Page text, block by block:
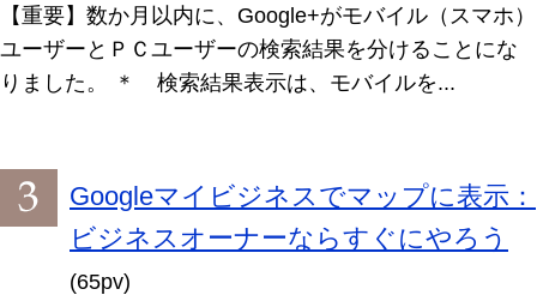
【重要】数か月以内に、Google+がモバイル（スマホ）
ユーザーとＰＣユーザーの検索結果を分けることにな
りました。 ＊ 検索結果表示は、モバイルを...
Googleマイビジネスでマップに表示：
ビジネスオーナーならすぐにやろう
(65pv)